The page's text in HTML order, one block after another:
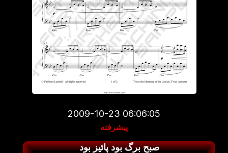
2009-10-23 06:06:05
پیشرفته
صبح برگ بود پائیز بود